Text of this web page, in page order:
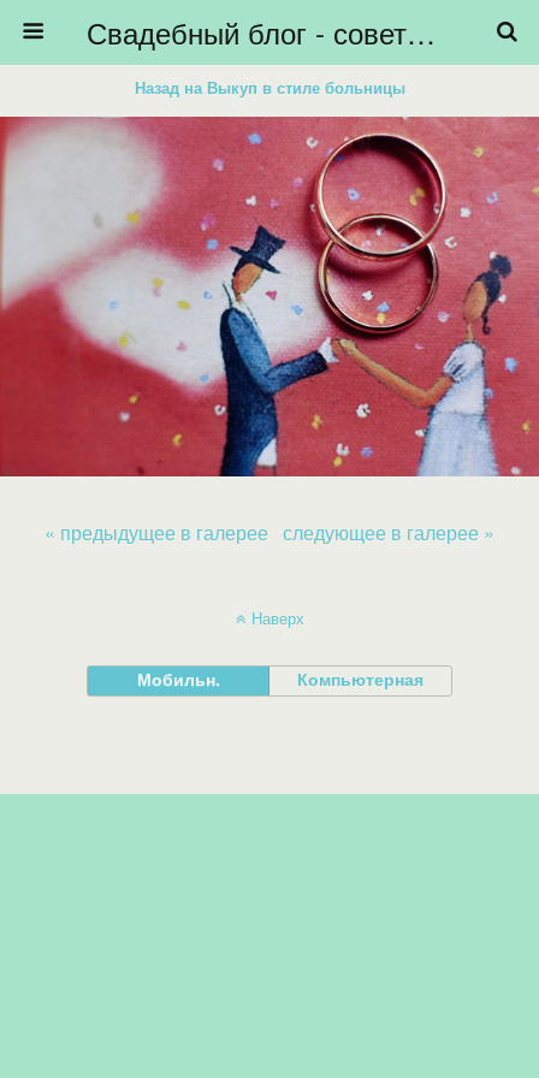
Свадебный блог - советы невестам, подготовка к свадьбе - HiBride
Назад на Выкуп в стиле больницы
« предыдущее в галерее следующее в галерее »
Наверх
Мобильн. Компьютерная